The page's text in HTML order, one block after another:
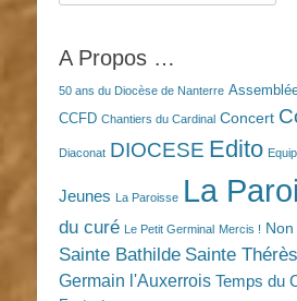
A Propos …
50 ans du Diocèse de Nanterre
CCFD Chantiers du Cardinal Concert
Diaconat DIOCESE Edito
Jeunes La Paroisse La
du curé Le Petit Germinal Mercis !
Sainte Bathilde Sainte
Germain l'Auxerrois Temps du